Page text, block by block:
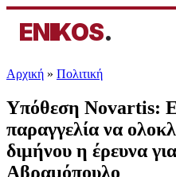
ENIKOS.
Αρχική » Πολιτική
Υπόθεση Novartis:
παραγγελία να
διμήνου η έρευνα
Αβραμόπουλo